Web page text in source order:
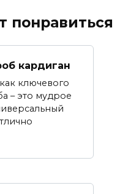
понравиться
кардиган
ключевого
– это мудрое